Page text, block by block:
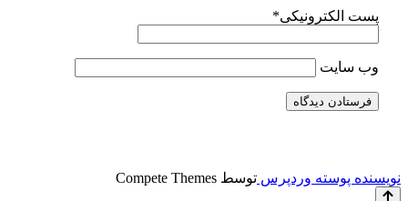
پست الکترونیکی*
وب سایت
نویسنده پوسته وردپرس توسط Compete Themes
رفتن